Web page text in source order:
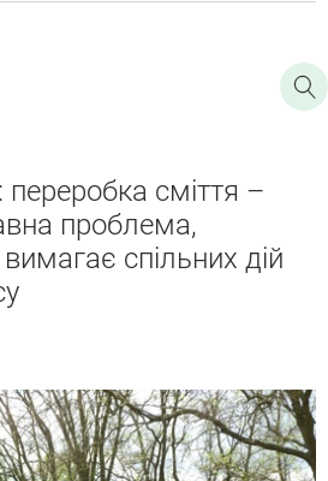
сміття –
проблема,
спільних дій